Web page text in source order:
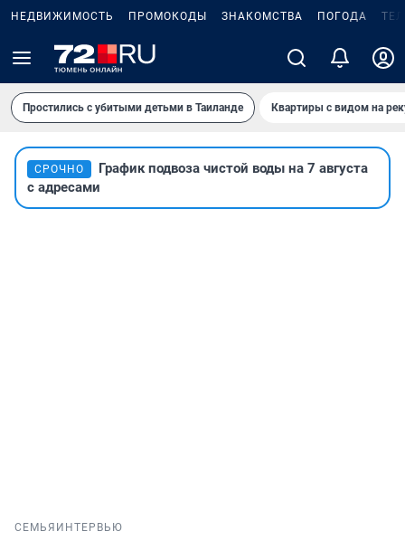
НЕДВИЖИМОСТЬ ПРОМОКОДЫ ЗНАКОМСТВА ПОГОДА
Простились с убитыми детьми в Таиланде Квартиры с видом на
СРОЧНО
График подвоза чистой воды на 7 августа
с адресами
СЕМЬЯ ИНТЕРВЬЮ